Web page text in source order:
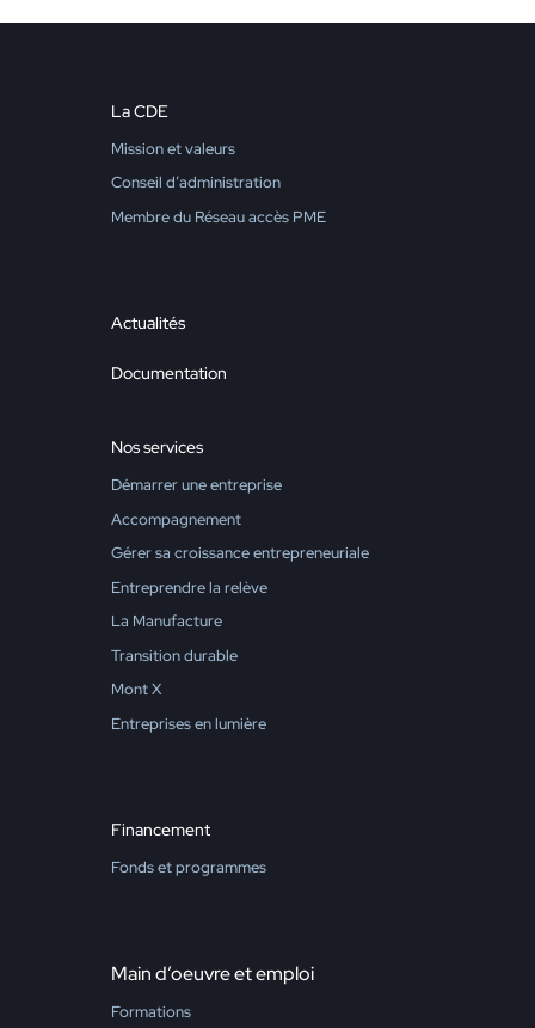
La CDE
Mission et valeurs
Conseil d’administration
Membre du Réseau accès PME
Actualités
Documentation
Nos services
Démarrer une entreprise
Accompagnement
Gérer sa croissance entrepreneuriale
Entreprendre la relève
La Manufacture
Transition durable
Mont X
Entreprises en lumière
Financement
Fonds et programmes
Main d’oeuvre et emploi
Formations